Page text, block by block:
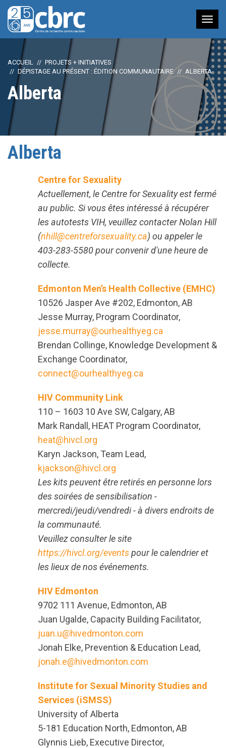
à
ACCUEIL
PROJETS + INITIATIVES
DÉPISTAGE AU PRÉSENT : ÉDITION COMMUNAUTAIRE
ALBERTA
Alberta
Alberta
Centre for Sexuality
Actuellement, le Centre for Sexuality est fermé
au public. Si vous êtes intéressé à récupérer
les autotests VIH, veuillez contacter Nolan Hill
(nhill@centreforsexuality.ca) ou appeler le
403-283-5580 pour convenir d'une heure de
collecte.
Edmonton Men’s Health Collective (EMHC)
10526 Jasper Ave #202, Edmonton, AB
Jesse Murray, Program Coordinator,
jesse.murray@ourhealthyeg.ca
Brendan Collinge, Knowledge Development &
Exchange Coordinator,
connect@ourhealthyeg.ca
HIV Community Link
110 – 1603 10 Ave SW, Calgary, AB
Mark Randall, HEAT Program Coordinator,
heat@hivcl.org
Karyn Jackson, Team Lead,
kjackson@hivcl.org
Les kits peuvent être retirés en personne lors
des soirées de sensibilisation -
mercredi/jeudi/vendredi - à divers endroits de
la communauté.
Veuillez consulter le site
https://hivcl.org/eventspour le calendrier et
les lieux de nos événements.
HIV Edmonton
9702 111 Avenue, Edmonton, AB
Juan Ugalde, Capacity Building Facilitator,
juan.u@hivedmonton.com
Jonah Elke, Prevention & Education Lead,
jonah.e@hivedmonton.com
Institute for Sexual Minority Studies and
Services (iSMSS)
University of Alberta
5-181 Education North, Edmonton, AB
Glynnis Lieb, Executive Director,